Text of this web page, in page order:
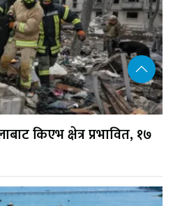
किएभ क्षेत्र प्रभावित, १७